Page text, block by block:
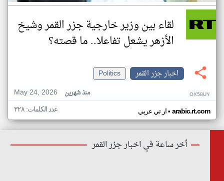
لقاء بين وزير خارجية جزر القمر وشيخ
الأزهر يشعل تفاعلا.. ما قصته؟
اخبار جزر القمر
Politics
May 24, 2026
منذ شهرين OX58UY
ار تي عربي• arabic.rt.com عدد الكلمات: ٣٢٨
أخر ساعة في اخبار جزر القمر